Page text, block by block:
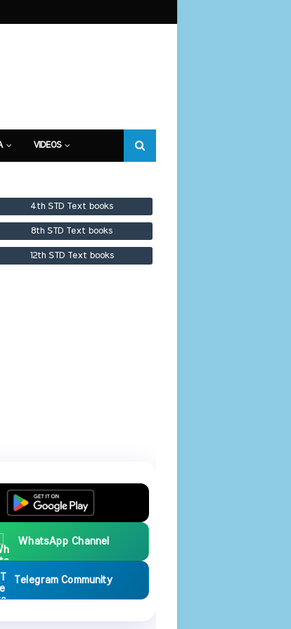
VIDEOS
4th STD Text books
8th STD Text books
12th STD Text books
WhatsApp Channel
Telegram Community